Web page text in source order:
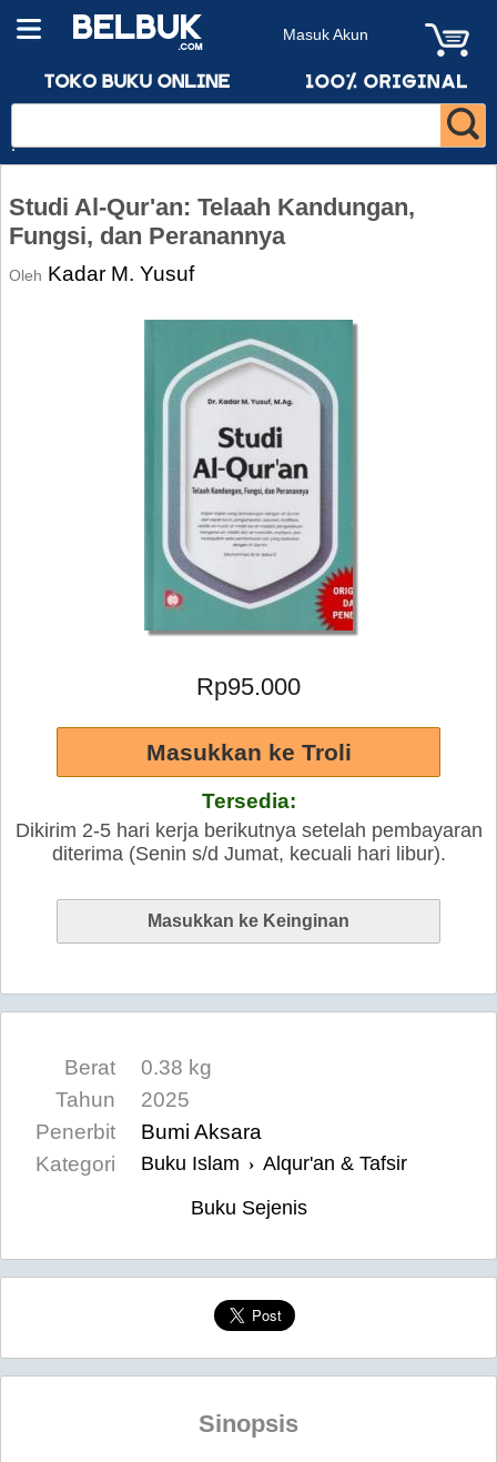
Masuk Akun
Studi Al-Qur'an: Telaah Kandungan,
Fungsi, dan Peranannya
Oleh Kadar M. Yusuf
Rp95.000
Tersedia:
Dikirim 2-5 hari kerja berikutnya setelah pembayaran
diterima (Senin s/d Jumat, kecuali hari libur).
Berat
0.38 kg
Tahun
2025
Penerbit
Bumi Aksara
Kategori
Buku Islam › Alqur'an & Tafsir
Buku Sejenis
Sinopsis